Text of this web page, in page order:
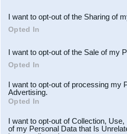
Downstream Participants
third parties.
I want to opt-out of the Sharing of
Opted In
I want to opt-out of the Sale of my
Opted In
I want to opt-out of processing my
Advertising.
Opted In
I want to opt-out of Collection,
of my Personal Data that Is